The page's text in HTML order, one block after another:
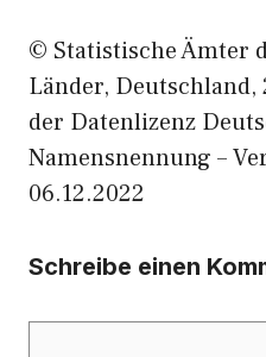
© Statistische Ämter
Länder,
der Datenlizenz
Namensnennung –
06.12.2022
Schreibe einen